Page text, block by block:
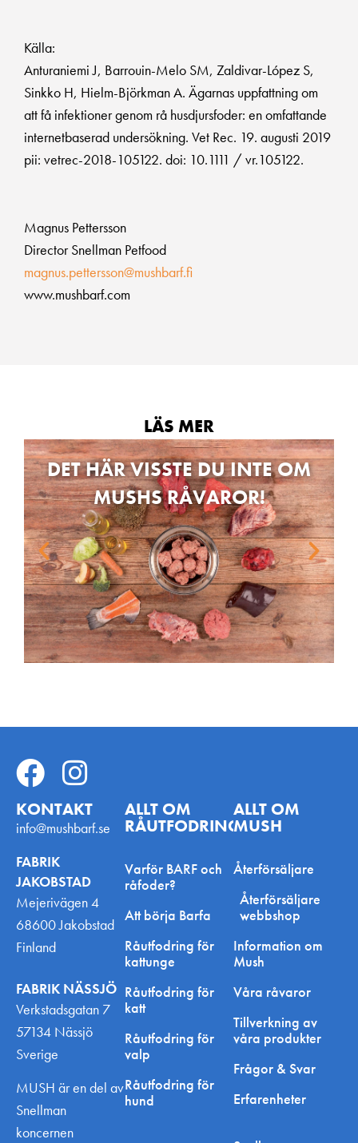
Källa:
Anturaniemi J, Barrouin-Melo SM, Zaldivar-López S,
Sinkko H, Hielm-Björkman A. Ägarnas uppfattning om
att få infektioner genom rå husdjursfoder: en omfattande
internetbaserad undersökning. Vet Rec. 19. augusti 2019
pii: vetrec-2018-105122. doi: 10.1111 / vr.105122.
Magnus Pettersson
Director Snellman Petfood
magnus.pettersson@mushbarf.fi
www.mushbarf.com
LÄS MER
DET HÄR VISSTE DU INTE OM
MUSHS RÅVAROR!
KONTAKT
info@mushbarf.se
FABRIK
JAKOBSTAD
Mejerivägen 4
68600 Jakobstad
Finland
FABRIK NÄSSJÖ
Verkstadsgatan 7
57134 Nässjö
Sverige
MUSH är en del av
Snellman
koncernen
ALLT OM
RÅUTFODRING
Varför BARF och
råfoder?
Att börja Barfa
Råutfodring för
kattunge
Råutfodring för
katt
Råutfodring för
valp
Råutfodring för
hund
ALLT OM
MUSH
Återförsäljare
Återförsäljare
webbshop
Information om
Mush
Våra råvaror
Tillverkning av
våra produkter
Frågor & Svar
Erfarenheter